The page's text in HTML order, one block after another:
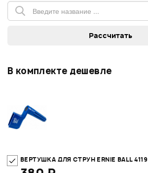
В комплекте дешевле
ВЕРТУШКА ДЛЯ СТРУН ERNIE BALL 4119